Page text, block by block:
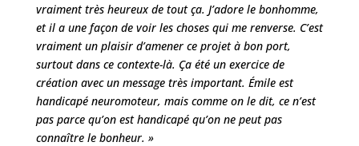
vraiment très heureux de tout ça. J’adore le bonhomme,
et il a une façon de voir les choses qui me renverse. C’est
vraiment un plaisir d’amener ce projet à bon port,
surtout dans ce contexte-là. Ça été un exercice de
création avec un message très important. Émile est
handicapé neuromoteur, mais comme on le dit, ce n’est
pas parce qu’on est handicapé qu’on ne peut pas
connaître le bonheur. »